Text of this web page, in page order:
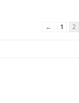
← 1 2